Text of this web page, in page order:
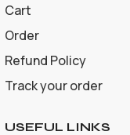
Cart
Order
Refund Policy
Track your order
USEFUL LINKS